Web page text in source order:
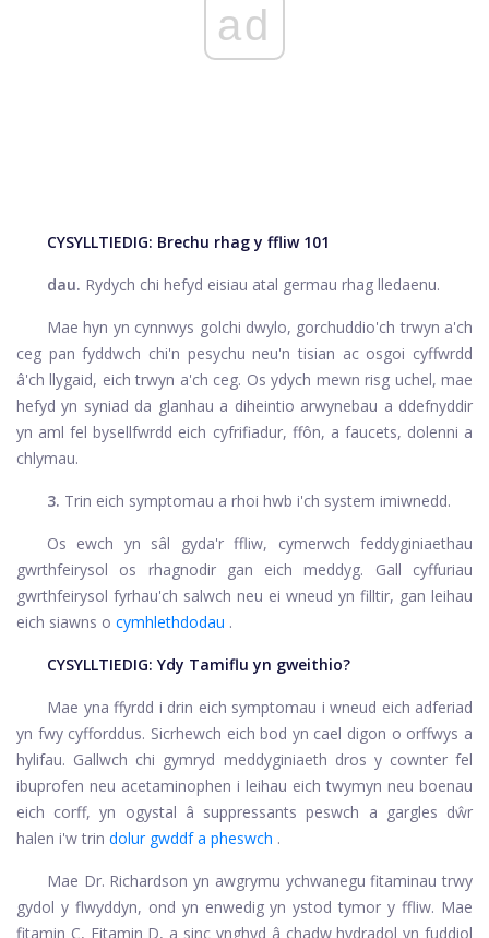
ad
CYSYLLTIEDIG: Brechu rhag y ffliw 101
dau. Rydych chi hefyd eisiau atal germau rhag lledaenu.
Mae hyn yn cynnwys golchi dwylo, gorchuddio'ch trwyn a'ch
ceg pan fyddwch chi'n pesychu neu'n tisian ac osgoi cyffwrdd
â'ch llygaid, eich trwyn a'ch ceg. Os ydych mewn risg uchel, mae
hefyd yn syniad da glanhau a diheintio arwynebau a ddefnyddir
yn aml fel bysellfwrdd eich cyfrifiadur, ffôn, a faucets, dolenni a
chlymau.
3. Trin eich symptomau a rhoi hwb i'ch system imiwnedd.
Os ewch yn sâl gyda'r ffliw, cymerwch feddyginiaethau
gwrthfeirysol os rhagnodir gan eich meddyg. Gall cyffuriau
gwrthfeirysol fyrhau'ch salwch neu ei wneud yn filltir, gan leihau
eich siawns o cymhlethdodau .
CYSYLLTIEDIG: Ydy Tamiflu yn gweithio?
Mae yna ffyrdd i drin eich symptomau i wneud eich adferiad
yn fwy cyfforddus. Sicrhewch eich bod yn cael digon o orffwys a
hylifau. Gallwch chi gymryd meddyginiaeth dros y cownter fel
ibuprofen neu acetaminophen i leihau eich twymyn neu boenau
eich corff, yn ogystal â suppressants peswch a gargles dŵr
halen i'w trin dolur gwddf a pheswch .
Mae Dr. Richardson yn awgrymu ychwanegu fitaminau trwy
gydol y flwyddyn, ond yn enwedig yn ystod tymor y ffliw. Mae
fitamin C, Fitamin D, a sinc ynghyd â chadw hydradol yn fuddiol